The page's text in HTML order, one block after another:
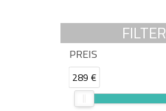
FILTER
PREIS
289 €